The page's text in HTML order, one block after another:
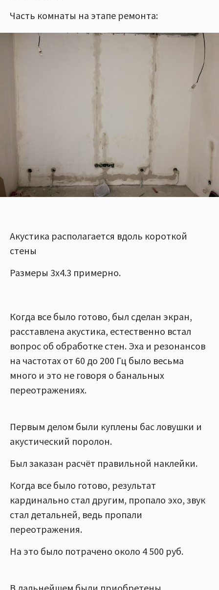
Часть комнаты на этапе ремонта:
Акустика располагается вдоль короткой
стены
Размеры 3х4.3 примерно.
Когда все было готово, был сделан экран,
расставлена акустика, естественно встал
вопрос об обработке стен. Эха и резонансов
на частотах от 60 до 200 Гц было весьма
много и это не говоря о банальных
переотражениях.
Первым делом были куплены бас ловушки и
акустический поролон.
Был заказан расчёт правильной наклейки.
Когда все было готово, результат
кардинально стал другим, пропало эхо, звук
стал детальней, ведь пропали
переотражения.
На это было потрачено около 4 500 руб.